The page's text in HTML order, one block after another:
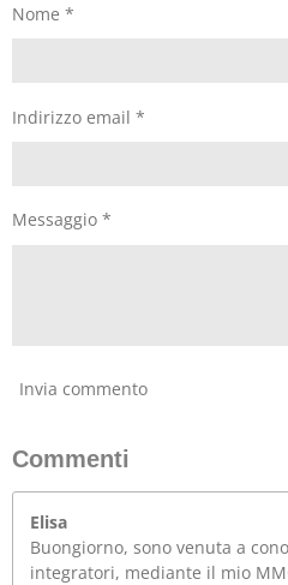
Nome *
Indirizzo email *
Messaggio *
Invia commento
Commenti
Elisa
Buongiorno, sono venuta a
integratori, mediante il mio